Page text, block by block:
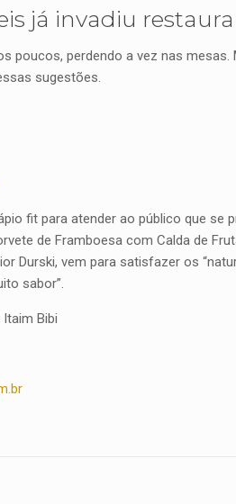
já invadiu
poucos, perdendo a vez nas
sugestões.
fit para atender ao público que
de Framboesa com Calda de
Durski, vem para satisfazer os
sabor”.
Itaim Bibi